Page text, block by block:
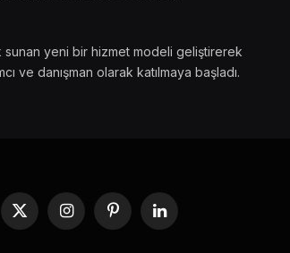
sunan yeni bir hizmet modeli geliştirerek
ve danışman olarak katılmaya başladı.
X
(Twitter)
InstagramPinterestLinkedIn